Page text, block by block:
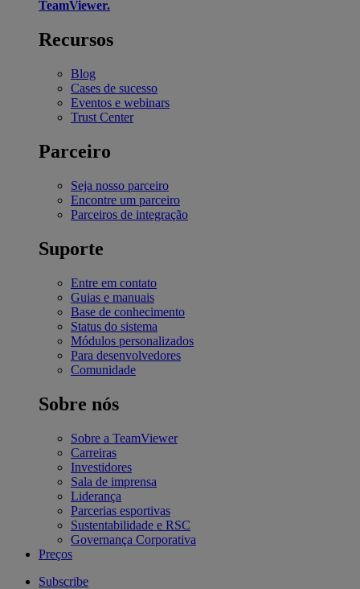
TeamViewer.
Recursos
Blog
Cases de sucesso
Eventos e webinars
Trust Center
Parceiro
Seja nosso parceiro
Encontre um parceiro
Parceiros de integração
Suporte
Entre em contato
Guias e manuais
Base de conhecimento
Status do sistema
Módulos personalizados
Para desenvolvedores
Comunidade
Sobre nós
Sobre a TeamViewer
Carreiras
Investidores
Sala de imprensa
Liderança
Parcerias esportivas
Sustentabilidade e RSC
Governança Corporativa
Preços
Subscribe